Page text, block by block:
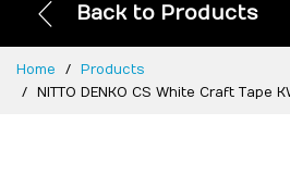
Back to Products
Home
Products
NITTO DENKO CS White Craft Tape